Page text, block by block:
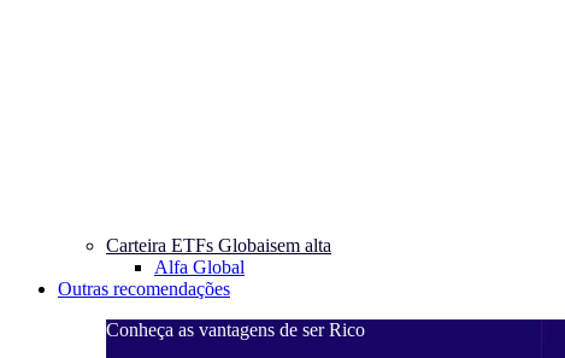
Carteira ETFs Globaisem alta
Alfa Global
Outras recomendações
Conheça as vantagens de ser Rico